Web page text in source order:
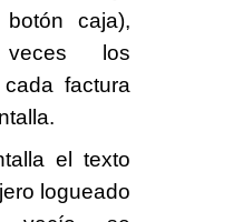
caja),
los
factura
el texto
logueado